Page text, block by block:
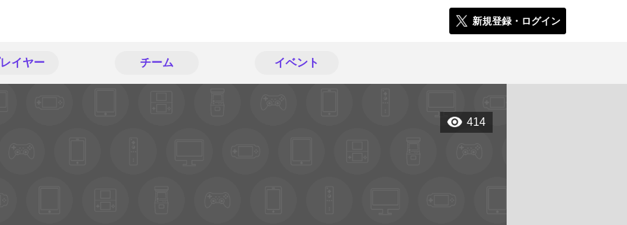
新規登録・ログイン
イヤー チーム イベント
414